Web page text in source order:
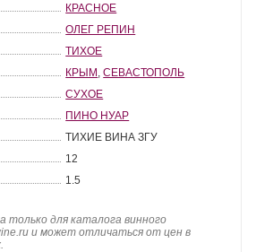
КРАСНОЕ
ОЛЕГ РЕПИН
ТИХОЕ
КРЫМ ,СЕВАСТОПОЛЬ
СУХОЕ
ПИНО НУАР
ТИХИЕ ВИНА ЗГУ
12
1.5
только для каталога винного
и может отличаться от цен в